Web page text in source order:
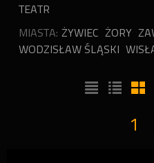
TEATR
MIASTA: ŻYWIEC ŻORY
WODZISŁAW ŚLĄSKI
1